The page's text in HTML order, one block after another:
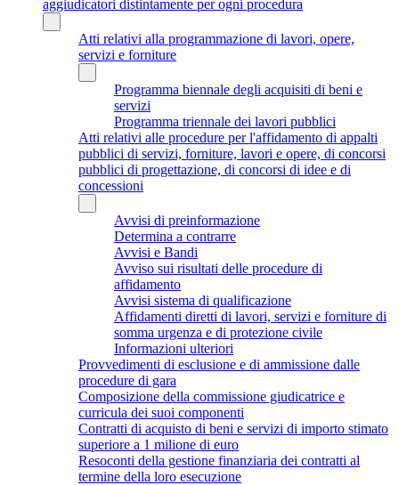
aggiudicatori distintamente per ogni procedura
Atti relativi alla programmazione di lavori, opere,
servizi e forniture
Programma biennale degli acquisiti di beni e
servizi
Programma triennale dei lavori pubblici
Atti relativi alle procedure per l'affidamento di appalti
pubblici di servizi, forniture, lavori e opere, di concorsi
pubblici di progettazione, di concorsi di idee e di
concessioni
Avvisi di preinformazione
Determina a contrarre
Avvisi e Bandi
Avviso sui risultati delle procedure di
affidamento
Avvisi sistema di qualificazione
Affidamenti diretti di lavori, servizi e forniture di
somma urgenza e di protezione civile
Informazioni ulteriori
Provvedimenti di esclusione e di ammissione dalle
procedure di gara
Composizione della commissione giudicatrice e
curricula dei suoi componenti
Contratti di acquisto di beni e servizi di importo stimato
superiore a 1 milione di euro
Resoconti della gestione finanziaria dei contratti al
termine della loro esecuzione